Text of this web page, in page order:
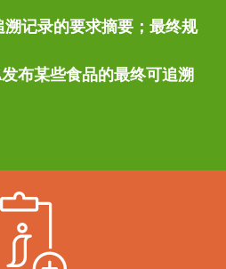
记录的要求摘要；最终规
布某些食品的最终可追溯